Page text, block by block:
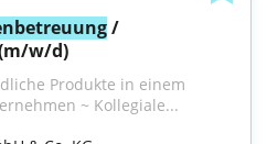
/
w/d)
Produkte in einem
~ Kollegiale...